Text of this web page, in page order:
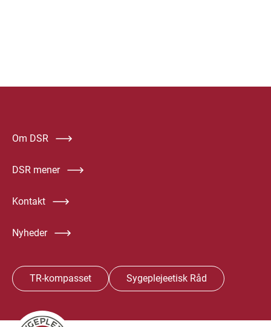
Om DSR
DSR mener
Kontakt
Nyheder
TR-kompasset Sygeplejeetisk Råd